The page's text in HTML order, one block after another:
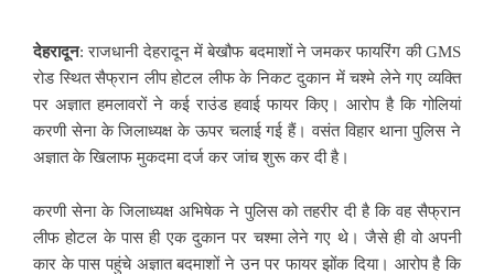
देहरादून: राजधानी देहरादून में बेखौफ बदमाशों ने जमकर फायरिंग की GMS
रोड स्थित सैफ्रान लीप होटल लीफ के निकट दुकान में चश्मे लेने गए व्यक्ति
पर अज्ञात हमलावरों ने कई राउंड हवाई फायर किए। आरोप है कि गोलियां
करणी सेना के जिलाध्यक्ष के ऊपर चलाई गई हैं। वसंत विहार थाना पुलिस ने
अज्ञात के खिलाफ मुकदमा दर्ज कर जांच शुरू कर दी है।
करणी सेना के जिलाध्यक्ष अभिषेक ने पुलिस को तहरीर दी है कि वह सैफ्रान
लीफ होटल के पास ही एक दुकान पर चश्मा लेने गए थे। जैसे ही वो अपनी
कार के पास पहुंचे अज्ञात बदमाशों ने उन पर फायर झोंक दिया। आरोप है कि